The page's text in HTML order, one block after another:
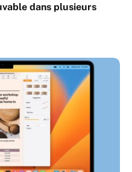
dans plusieurs